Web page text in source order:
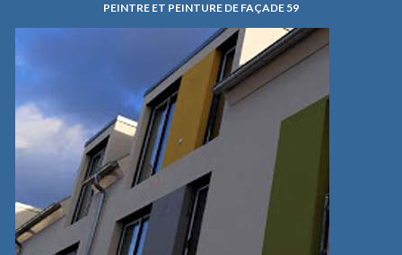
PEINTRE ET PEINTURE DE FAÇADE 59